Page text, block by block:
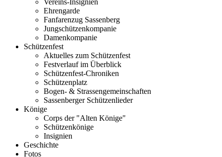
Ehrengarde
Fanfarenzug Sassenberg
Jungschützenkompanie
Damenkompanie
Schützenfest
Aktuelles zum Schützenfest
Festverlauf im Überblick
Schützenfest-Chroniken
Schützenplatz
Bogen- & Strassengemeinschaften
Sassenberger Schützenlieder
Könige
Corps der "Alten Könige"
Schützenkönige
Insignien
Geschichte
Fotos